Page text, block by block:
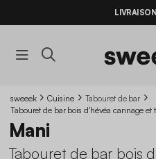
sweeek Cuisine
Tabouret de bar
Tabouret de bar bois d'hévéa cannage et
Mani
Tabouret de bar bois